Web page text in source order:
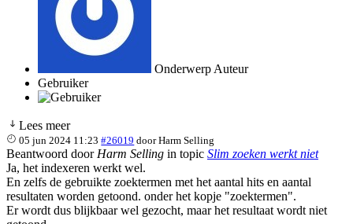
Onderwerp Auteur
Gebruiker
Lees meer
05 jun 2024 11:23 #26019 doorHarm Selling
Beantwoord door Harm Selling in topic Slim zoeken werkt niet
Ja, het indexeren werkt wel.
En zelfs de gebruikte zoektermen met het aantal hits en aantal
resultaten worden getoond. onder het kopje "zoektermen".
Er wordt dus blijkbaar wel gezocht, maar het resultaat wordt niet